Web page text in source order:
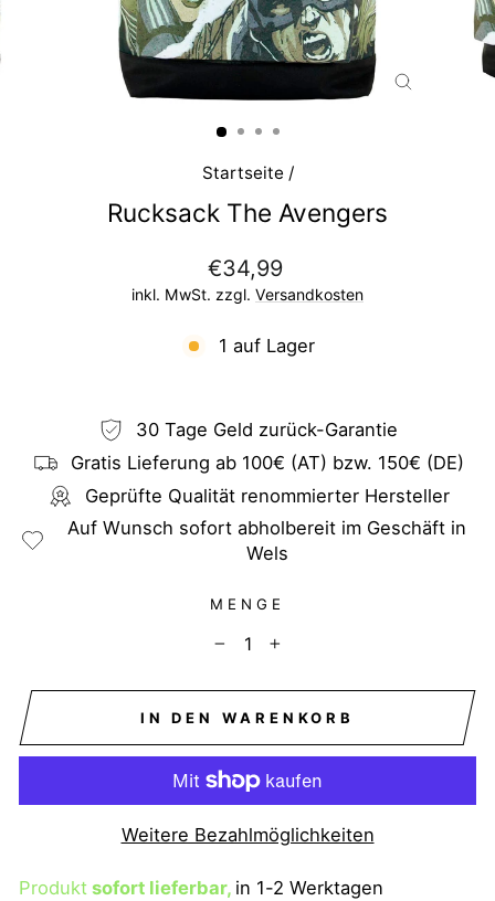
Startseite /
Rucksack The Avengers
Normaler
Preis
€34,99
inkl. MwSt. zzgl. Versandkosten
1 auf Lager
30 Tage Geld zurück-Garantie
Gratis Lieferung ab 100€ (AT) bzw. 150€ (DE)
Geprüfte Qualität renommierter Hersteller
Auf Wunsch sofort abholbereit im Geschäft in
Wels
MENGE
+
IN DEN WARENKORB
Weitere Bezahlmöglichkeiten
Produkt sofort lieferbar, in 1-2 Werktagen